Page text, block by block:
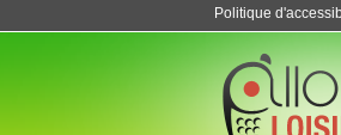
Politique